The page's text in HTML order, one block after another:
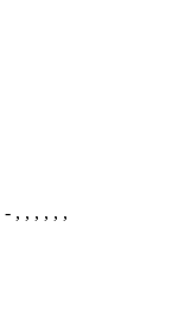
- , , , , , ,